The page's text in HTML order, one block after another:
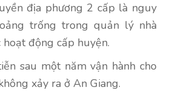
địa phương 2 cấp là nguy
trống trong quản lý nhà
động cấp huyện.
sau một năm vận hành cho
xảy ra ở An Giang.